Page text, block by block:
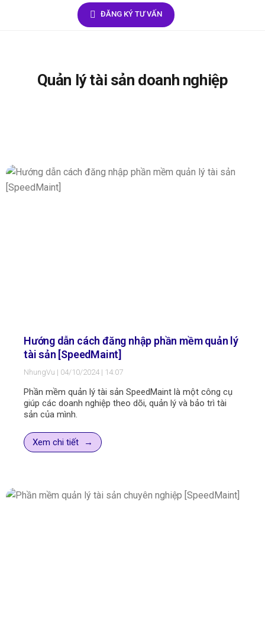
ĐĂNG KÝ TƯ VẤN
Quản lý tài sản doanh nghiệp
Hướng dẫn cách đăng nhập phần mềm quản lý
tài sản [SpeedMaint]
NhungVu 04/10/2024 14:07
Phần mềm quản lý tài sản SpeedMaint là một công cụ
giúp các doanh nghiệp theo dõi, quản lý và bảo trì tài
sản của mình.
Xem chi tiết